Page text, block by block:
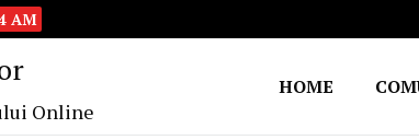
AM
Online
HOME